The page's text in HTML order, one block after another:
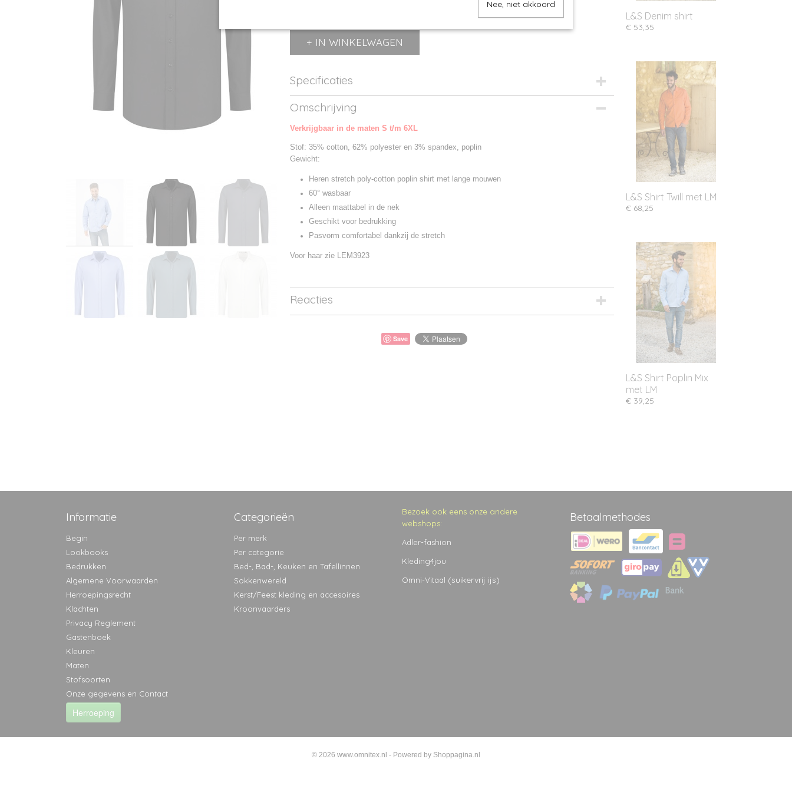
IN WINKELWAGEN
Specificaties
Productcode
Productcode leverancier
Omschrijving
Verkrijgbaar in de maten S t/m 6XL
Stof: 35% cotton, 62% polyester en 3% spandex, poplin
Gewicht:
Heren stretch poly-cotton poplin shirt met lange mouwen
60° wasbaar
Alleen maattabel in de nek
Geschikt voor bedrukking
Pasvorm comfortabel dankzij de stretch
Voor haar zie LEM3923
Reacties
Save
L&S Denim shirt
€ 53,35
L&S Shirt Twill met LM
€ 68,25
L&S Shirt Poplin Mix
met LM
€ 39,25
Informatie
Begin
Lookbooks
Bedrukken
Algemene Voorwaarden
Herroepingsrecht
Klachten
Privacy Reglement
Gastenboek
Kleuren
Maten
Stofsoorten
Onze gegevens en Contact
Herroeping
Categorieën
Per merk
Per categorie
Bed-, Bad-, Keuken en Tafellinnen
Sokkenwereld
Kerst/Feest kleding en accesoires
Kroonvaarders
Bezoek ook eens onze andere
webshops:
Adler-fashion
Kleding4jou
Omni-Vitaal (suikervrij ijs)
Betaalmethodes
© 2026 www.omnitex.nl - Powered by Shoppagina.nl
Nee, niet akkoord